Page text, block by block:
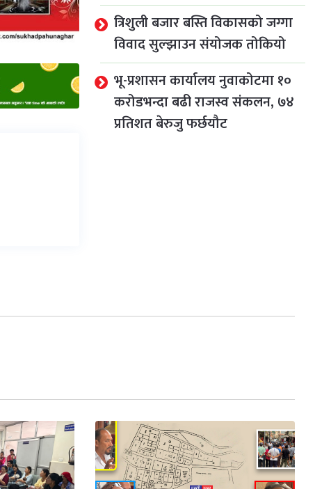
त्रिशुली बजार बस्ति विकासको जग्गा
विवाद सुल्झाउन संयोजक तोकियो
भू-प्रशासन कार्यालय नुवाकोटमा १०
करोडभन्दा बढी राजस्व संकलन, ७४
प्रतिशत बेरुजु फर्छयौट